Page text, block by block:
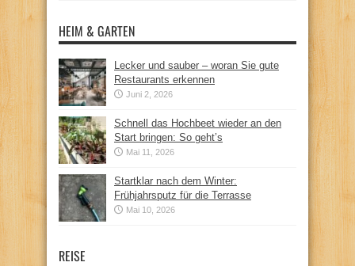
HEIM & GARTEN
Lecker und sauber – woran Sie gute
Restaurants erkennen
Juni 2, 2026
Schnell das Hochbeet wieder an den
Start bringen: So geht’s
Mai 11, 2026
Startklar nach dem Winter:
Frühjahrsputz für die Terrasse
Mai 10, 2026
REISE